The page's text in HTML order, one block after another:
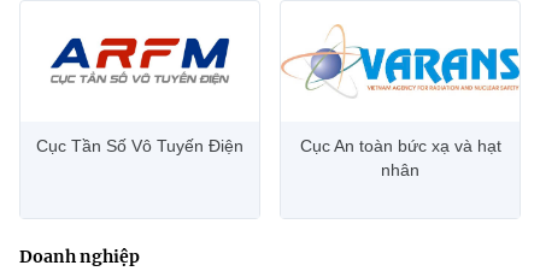
Cục Tần Số Vô Tuyến Điện
Cục An toàn bức xạ và hạt
nhân
Doanh nghiệp